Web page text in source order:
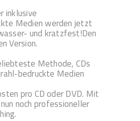
inklusive
Medien werden jetzt
und kratzfest!Den
Version.
Methode, CDs
bedruckte Medien
pro CD oder DVD. Mit
noch professioneller